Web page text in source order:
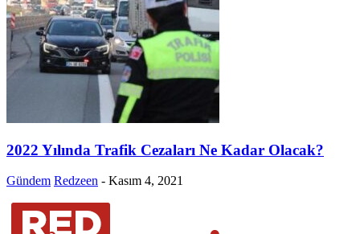
2022 Yılında Trafik Cezaları Ne Kadar Olacak?
Gündem Redzeen - Kasım 4, 2021